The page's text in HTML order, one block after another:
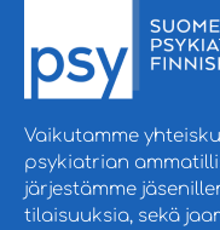
Vaikutamme
psykiatrian
järjestämme
tilaisuuksia, sekä